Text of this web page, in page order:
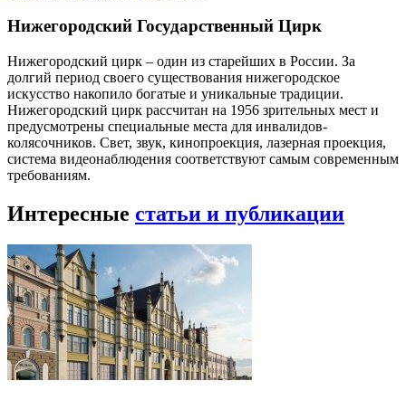
Нижегородский Государственный Цирк
Нижегородский цирк – один из старейших в России. За
долгий период своего существования нижегородское
искусство накопило богатые и уникальные традиции.
Нижегородский цирк рассчитан на 1956 зрительных мест и
предусмотрены специальные места для инвалидов-
колясочников. Свет, звук, кинопроекция, лазерная проекция,
система видеонаблюдения соответствуют самым современным
требованиям.
Интересные статьи и публикации